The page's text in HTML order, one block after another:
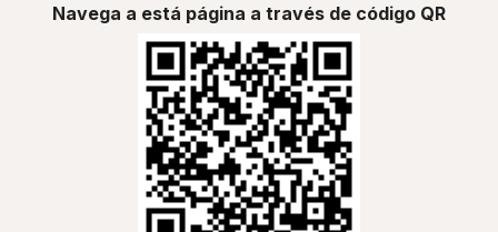
Navega a está página a través de código QR